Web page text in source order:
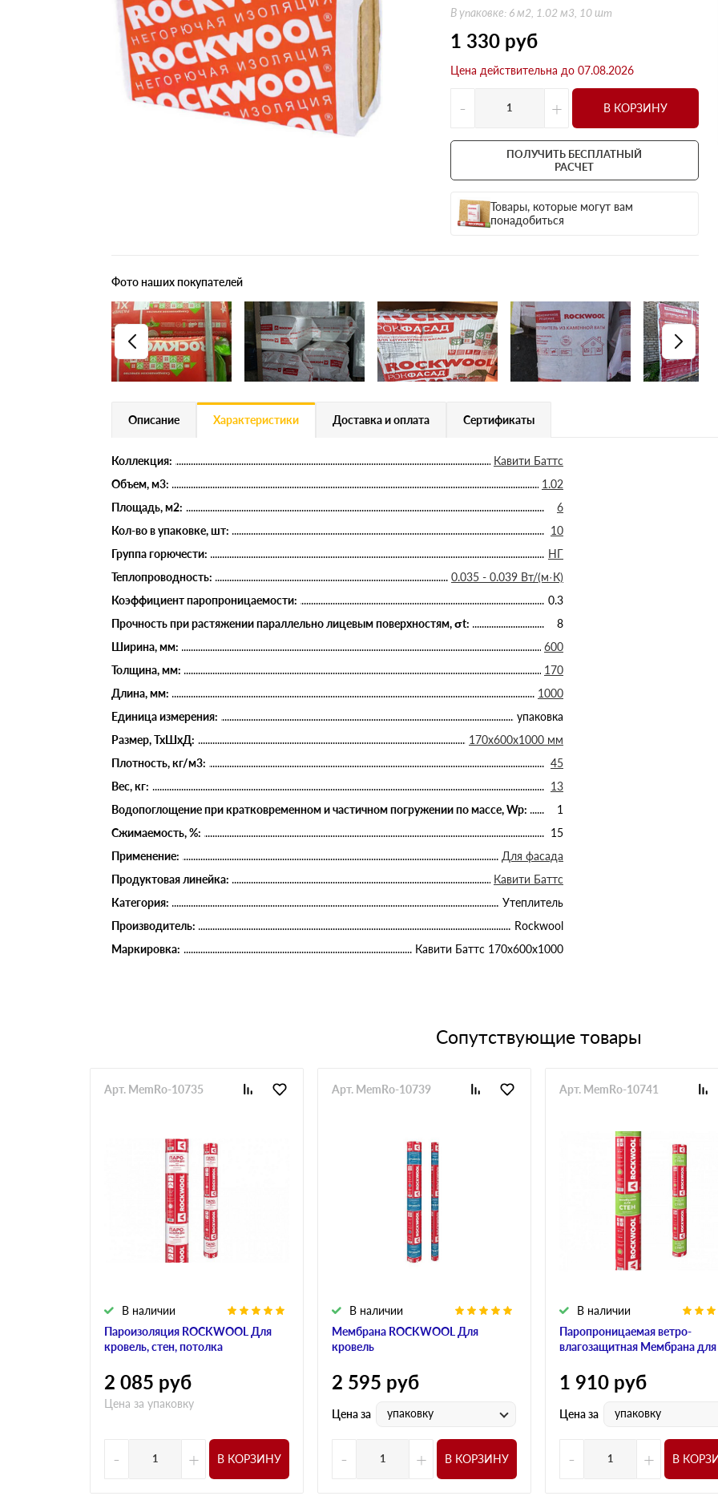
Плитные материалы
Н Оптима
Д Оптима
Цилиндры навивные
CONLIT SL 150
50 мм
50 мм
100 мм
150 мм
В упаковке: 6 м2, 1.02 м3, 10 шт
1 330 руб
Цена действительна до 07.08.2026
- + В КОРЗИНУ
ПОЛУЧИТЬ БЕСПЛАТНЫЙ
РАСЧЕТ
Товары, которые могут вам
понадобиться
Фото наших покупателей
Описание Характеристики Доставка и оплата Сертификаты
Коллекция:
Кавити Баттс
Объем, м3:
1.02
Площадь, м2:
6
Кол-во в упаковке, шт:
10
Группа горючести:
НГ
Теплопроводность:
0.035 - 0.039 Вт/(м·К)
Коэффициент паропроницаемости:
0.3
Прочность при растяжении параллельно лицевым поверхностям, σt:
8
Ширина, мм:
600
Толщина, мм:
170
Длина, мм:
1000
Единица измерения:
упаковка
Размер, ТхШхД:
170х600х1000 мм
Плотность, кг/м3:
45
Вес, кг:
13
Водопоглощение при кратковременном и частичном погружении по массе, Wp:
1
Сжимаемость, %:
15
Применение:
Для фасада
Продуктовая линейка:
Кавити Баттс
Категория:
Утеплитель
Производитель:
Rockwool
Маркировка:
Кавити Баттс 170х600х1000
Сопутствующие товары
Пароизоляция ROCKWOOL Для
кровель, стен, потолка
В наличии
Арт. MemRo-10735
2 085 руб
Цена за упаковку
- + В КОРЗИНУ
Мембрана ROCKWOOL Для
кровель
В наличии
Арт. MemRo-10739
2 595 руб
Цена за упаковку
- + В КОРЗИНУ
Паропроницаемая ветро-
влагозащитная Мембрана для
В наличии
Арт. MemRo-10741
1 910 руб
Цена за упаковку
- + В